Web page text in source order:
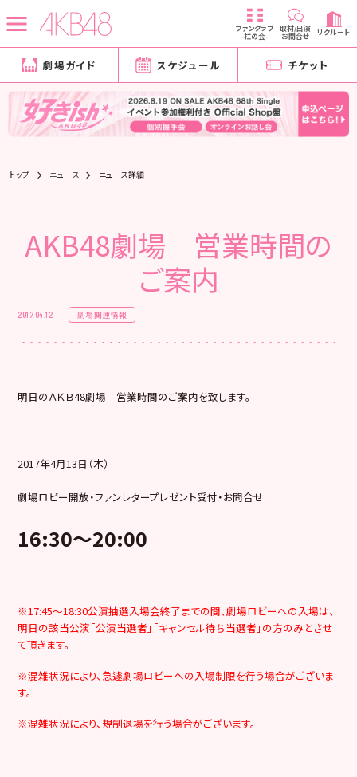
ファンクラブ
-柱の会-
取材/出演
お問合せ リクルート
劇場ガイド スケジュール チケット
トップ ニュース ニュース詳細
AKB48劇場 営業時間の
ご案内
2017.04.12 劇場関連情報
明日のＡＫＢ48劇場 営業時間のご案内を致します。
2017年4月13日（木）
劇場ロビー開放・ファンレタープレゼント受付・お問合せ
16:30～20:00
※17:45～18:30公演抽選入場会終了までの間、劇場ロビーへの入場は、
明日の該当公演「公演当選者」「キャンセル待ち当選者」の方のみとさせ
て頂きます。
※混雑状況により、急遽劇場ロビーへの入場制限を行う場合がございま
す。
※混雑状況により、規制退場を行う場合がございます。